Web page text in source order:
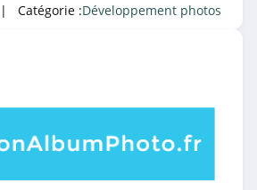
| Catégorie :Développement photos